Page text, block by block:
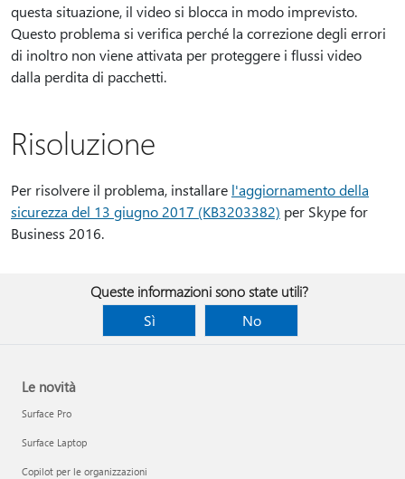
questa situazione, il video si blocca in modo imprevisto.
Questo problema si verifica perché la correzione degli errori
di inoltro non viene attivata per proteggere i flussi video
dalla perdita di pacchetti.
Risoluzione
Per risolvere il problema, installare l'aggiornamento della
sicurezza del 13 giugno 2017 (KB3203382) per Skype for
Business 2016.
Queste informazioni sono state utili?
Sì
No
Le novità
Surface Pro
Surface Laptop
Copilot per le organizzazioni